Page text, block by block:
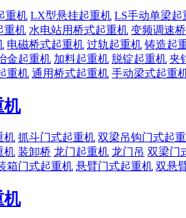
重机 LX型悬挂起重机 LS手动单梁起
重机 水电站用桥式起重机 变频调速
电磁桥式起重机 过轨起重机 铸造起
金起重机 加料起重机 脱锭起重机 夹
重机 通用桥式起重机 手动梁式起重
机
机 抓斗门式起重机 双梁吊钩门式起
机 装卸桥 龙门起重机 龙门吊 双梁门
箱门式起重机 悬臂门式起重机 双悬
机